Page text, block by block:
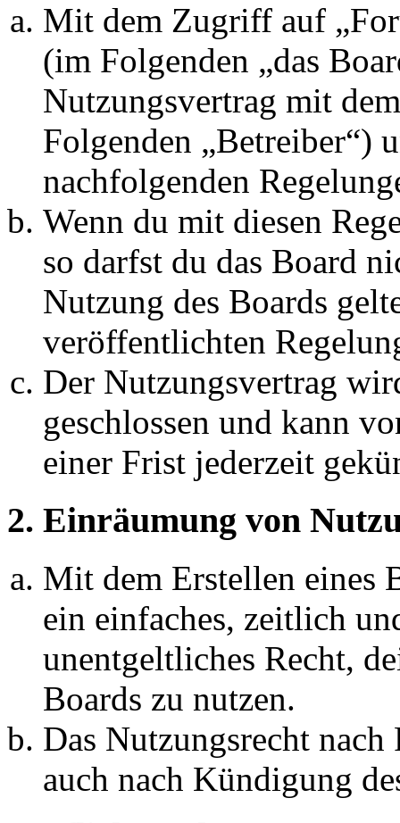
Mit dem Zugriff auf
(im Folgenden „das
Nutzungsvertrag mit
Folgenden „Betreiber“)
nachfolgenden
Wenn du mit diesen
so darfst du das Board
Nutzung des Boards
veröffentlichten
Der Nutzungsvertrag
geschlossen und kann
einer Frist jederzeit
2. Einräumung von
Mit dem Erstellen eines
ein einfaches, zeitlich
unentgeltliches Recht,
Boards zu nutzen.
Das Nutzungsrecht
auch nach Kündigung